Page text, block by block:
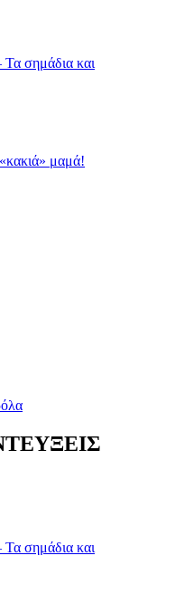
σημάδια και
«κακιά» μαμά!
σημάδια και